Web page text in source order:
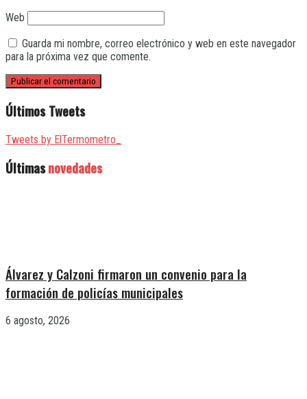
Web
Guarda mi nombre, correo electrónico y web en este navegador
para la próxima vez que comente.
Últimos Tweets
Tweets by ElTermometro_
Últimasnovedades
Álvarez y Calzoni firmaron un convenio para la
formación de policías municipales
6 agosto, 2026